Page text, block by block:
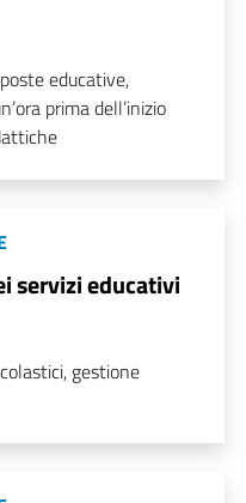
educative,
prima dell’inizio
servizi educativi
gestione